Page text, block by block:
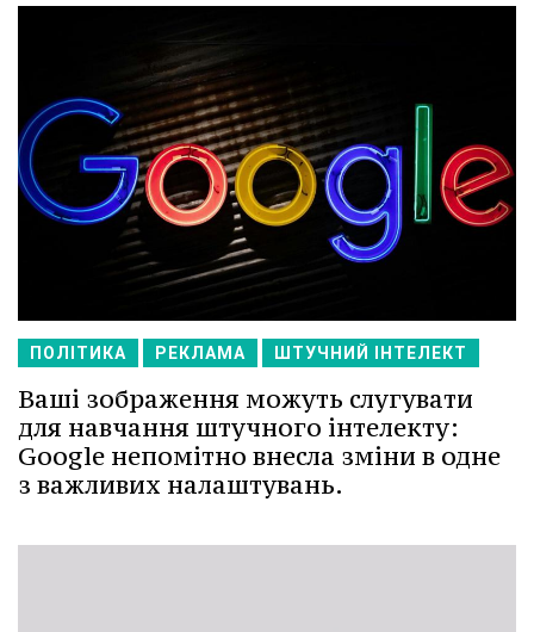
ПОЛІТИКА РЕКЛАМА ШТУЧНИЙ ІНТЕЛЕКТ
Ваші зображення можуть слугувати
для навчання штучного інтелекту:
Google непомітно внесла зміни в одне
з важливих налаштувань.